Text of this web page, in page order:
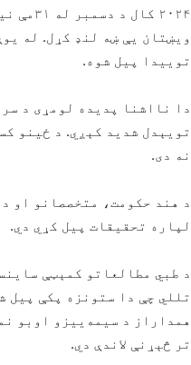
۲۰۲۴
ویښتان یې ښه لنډ کړل. له
توییدا پیل شوه.
دا نااشنا پدیده لومړی د
تویېدل شدید کېږي. د ځینو
نه دی.
د هند حکومت، متخصصانو او
لپاره تحقیقات پیل کړي دي.
د طبي مطالعاتو کمېټې
تللي چې دا ستونزه پکې پیل
همداراز د سیمه‌ییزو اوبو
تر څېړنې لاندې دي.